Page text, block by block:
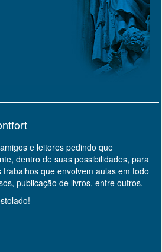
e leitores pedindo que
dentro de suas possibilidades, para
que envolvem aulas em todo
publicação de livros, entre outros.